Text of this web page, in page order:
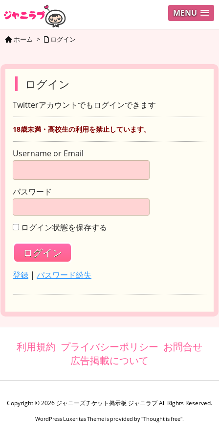
MENU
ホーム > ログイン
ログイン
Twitterアカウントでもログインできます
18歳未満・高校生の利用を禁止しています。
Username or Email
パスワード
ログイン状態を保存する
登録 | パスワード紛失
利用規約 プライバシーポリシー お問合せ
広告掲載について
Copyright ©2026 ジャニーズチケット掲示板 ジャニラブAll Rights Reserved.
WordPress Luxeritas Theme is provided by "Thought is free".